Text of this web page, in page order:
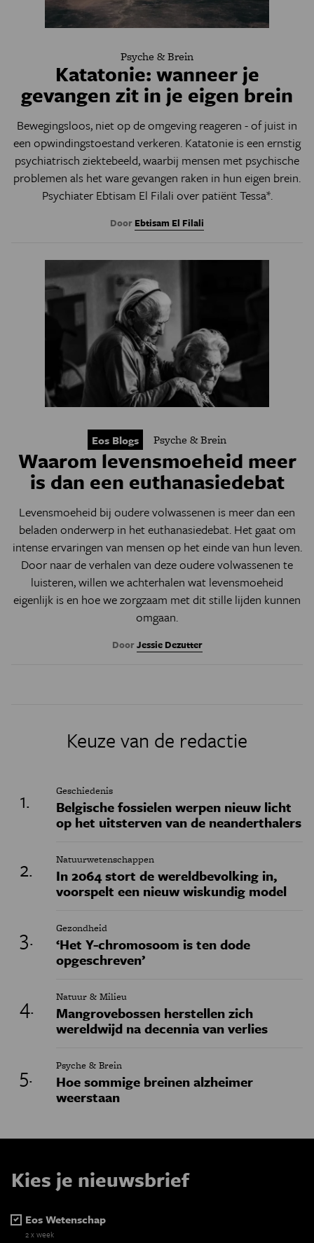
Psyche & Brein
Katatonie: wanneer je
gevangen zit in je eigen brein
Bewegingsloos, niet op de omgeving reageren - of juist in
een opwindingstoestand verkeren. Katatonie is een ernstig
psychiatrisch ziektebeeld, waarbij mensen met psychische
problemen als het ware gevangen raken in hun eigen brein.
Psychiater Ebtisam El Filali over patiënt Tessa*.
Door Ebtisam El Filali
Eos Blogs Psyche & Brein
Waarom levensmoeheid meer
is dan een euthanasiedebat
Levensmoeheid bij oudere volwassenen is meer dan een
beladen onderwerp in het euthanasiedebat. Het gaat om
intense ervaringen van mensen op het einde van hun leven.
Door naar de verhalen van deze oudere volwassenen te
luisteren, willen we achterhalen wat levensmoeheid
eigenlijk is en hoe we zorgzaam met dit stille lijden kunnen
omgaan.
DoorJessie Dezutter
Keuze van de redactie
Geschiedenis
Belgische fossielen werpen nieuw licht
op het uitsterven van de neanderthalers
Natuurwetenschappen
In 2064 stort de wereldbevolking in,
voorspelt een nieuw wiskundig model
Gezondheid
‘Het Y-chromosoom is ten dode
opgeschreven’
Natuur & Milieu
Mangrovebossen herstellen zich
wereldwijd na decennia van verlies
Psyche & Brein
Hoe sommige breinen alzheimer
weerstaan
Kies je nieuwsbrief
Eos Wetenschap
2 x week